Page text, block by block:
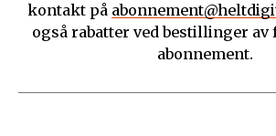
kontakt på
også rabatter ved bestillinger
abonnement.